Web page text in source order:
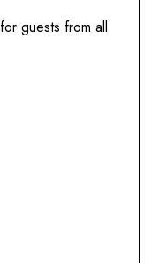
guests from all